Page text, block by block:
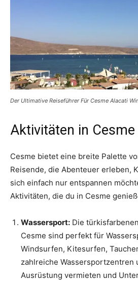
Der Ultimative Reiseführer Für Cesme Alacati
Aktivitäten in Cesme
Cesme bietet eine breite Palette
Reisende, die Abenteuer erleben,
sich einfach nur entspannen
Aktivitäten, die du in Cesme
Wassersport: Die
Cesme sind perfekt für
Windsurfen, Kitesurfen,
zahlreiche Wassersportzentren
Ausrüstung vermieten und